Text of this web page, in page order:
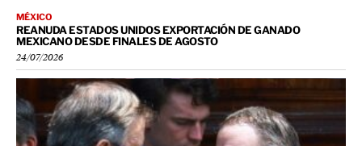
MÉXICO
REANUDA ESTADOS UNIDOS EXPORTACIÓN DE GANADO
MEXICANO DESDE FINALES DE AGOSTO
24/07/2026